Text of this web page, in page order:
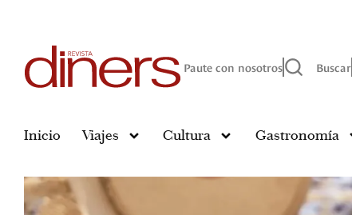
Paute con nosotros Buscar
Inicio Viajes Cultura Gastronomía